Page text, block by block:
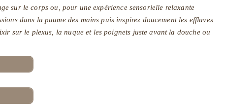
sur le corps ou, pour une expérience sensorielle relaxante
dans la paume des mains puis inspirez doucement les effluves
sur le plexus, la nuque et les poignets juste avant la douche ou